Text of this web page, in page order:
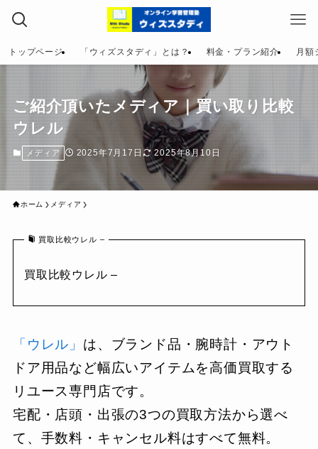
トップページ 「ウィズスタディ」とは？ 料金・プラン紹介 月額
ご紹介頂いたメディア｜買い取り比較
ウレル
メディア 2025年7月17日 2025年8月10日
ホーム メディア
買取比較ウレル –
買取比較ウレル –
「 ウ レル」 は、ブランド品・腕時計・アウト
ドア用品など幅広いアイテムを高価買取する
リユース専門店です。
宅配・店頭・出張の3つの買取方法から選べ
て、手数料・キャンセル料はすべて無料。